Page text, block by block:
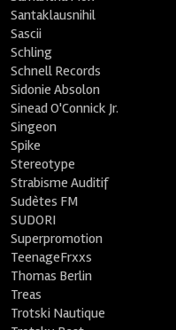
Santaklausnihil
Sascii
Schling
Schnell Records
Sidonie Absolon
Sinead O'Connick Jr.
Singeon
Spike
Stereotype
Strabisme Auditif
Sudètes FM
SUDORI
Superpromotion
TeenageFrxxs
Thomas Berlin
Treas
Trotski Nautique